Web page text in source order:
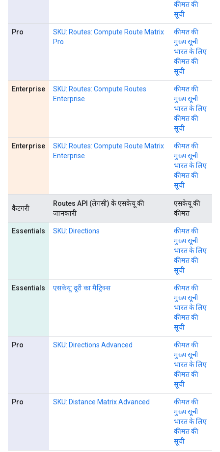
कीमत की
सूची
Pro
SKU: Routes: Compute Route Matrix
Pro
कीमत की
मुख्य सूची
भारत के लिए
कीमत की
सूची
Enterprise
SKU: Routes: Compute Routes
Enterprise
कीमत की
मुख्य सूची
भारत के लिए
कीमत की
सूची
Enterprise
SKU: Routes: Compute Route Matrix
Enterprise
कीमत की
मुख्य सूची
भारत के लिए
कीमत की
सूची
कैटगरी
Routes API (लेगसी) के एसकेयू की
जानकारी
एसकेयू की
कीमत
Essentials SKU: Directions
कीमत की
मुख्य सूची
भारत के लिए
कीमत की
सूची
Essentials एसकेयू: दूरी का मैट्रिक्स
कीमत की
मुख्य सूची
भारत के लिए
कीमत की
सूची
Pro SKU: Directions Advanced
कीमत की
मुख्य सूची
भारत के लिए
कीमत की
सूची
Pro SKU: Distance Matrix Advanced
कीमत की
मुख्य सूची
भारत के लिए
कीमत की
सूची